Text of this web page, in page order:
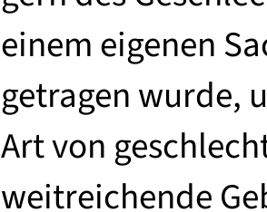
einem eigenen
getragen wurde,
Art von
weitreichende